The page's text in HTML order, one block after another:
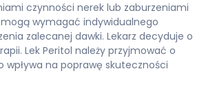
czynności nerek lub zaburzeniami
wymagać indywidualnego
zalecanej dawki. Lekarz decyduje o
Lek Peritol należy przyjmować o
wpływa na poprawę skuteczności